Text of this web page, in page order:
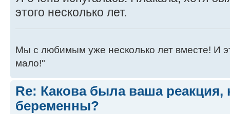
этого несколько лет.
Мы с любимым уже несколько лет вместе! И
мало!"
Re: Какова была ваша реакция,
беременны?